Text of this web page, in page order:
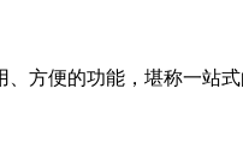
方便的功能，堪称一站